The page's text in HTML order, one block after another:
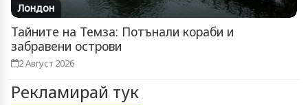
Лондон
Тайните на Темза: Потънали кораби и
забравени острови
2 Август 2026
Рекламирай тук